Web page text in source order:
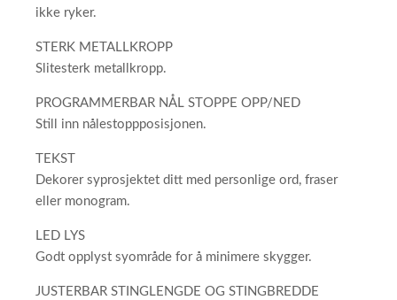
ikke ryker.
STERK METALLKROPP
Slitesterk metallkropp.
PROGRAMMERBAR NÅL STOPPE OPP/NED
Still inn nålestoppposisjonen.
TEKST
Dekorer syprosjektet ditt med personlige ord, fraser
eller monogram.
LED LYS
Godt opplyst syområde for å minimere skygger.
JUSTERBAR STINGLENGDE OG STINGBREDDE